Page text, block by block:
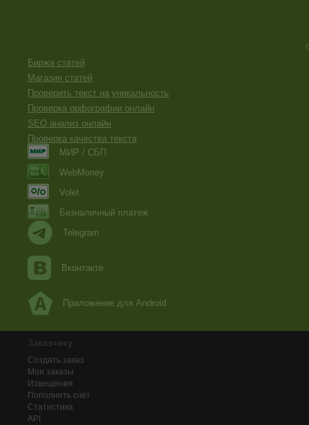
Биржа статей
Магазин статей
Проверить текст на уникальность
Проверка орфографии онлайн
SEO анализ онлайн
Проверка качества текста
МИР / СБП
WebMoney
Volet
Безналичный платеж
Telegram
Вконтакте
Приложение для Android
Заказчику
Создать заказ
Мои заказы
Извещения
Пополнить счёт
Статистика
API